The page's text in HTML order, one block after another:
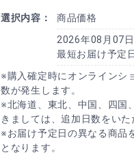
選択内容： 商品価格
2026年08月07
最短お届け予定
※購入確定時にオンラインシ
数が発生します。
※北海道、東北、中国、四国
きましては、追加日数をいた
※お届け予定日の異なる商品
となります。